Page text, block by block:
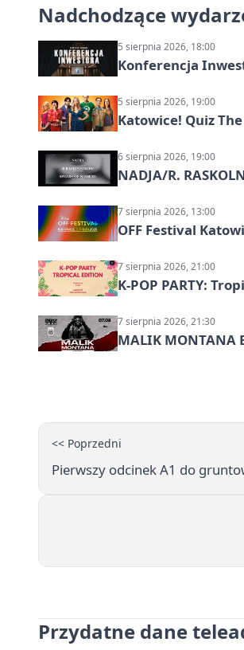
Nadchodzące
5 sierpnia 2026, 18:00
Konferencja
5 sierpnia 2026, 19:00
Katowice! Quiz
6 sierpnia 2026, 19:00
NADJA/R.
7 sierpnia 2026, 13:00
OFF Festival
7 sierpnia 2026, 21:00
K-POP PARTY:
7 sierpnia 2026, 21:30
MALIK MONTANA
<< Poprzedni
Pierwszy odcinek A1 do
Przydatne dane